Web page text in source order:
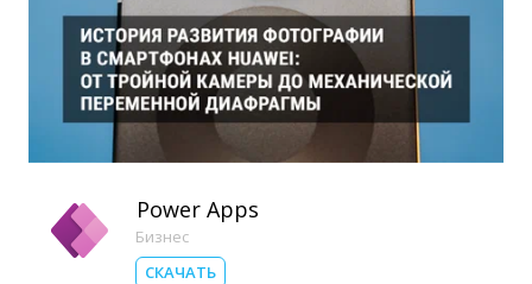
Power Apps
Бизнес
СКАЧАТЬ